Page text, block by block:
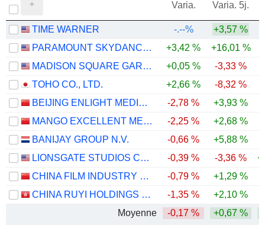
Varia. Varia. 5j.
TIME WARNER -.--%
+3,57 %
PARAMOUNT SKYDANCE CORPORATION
+3,42 % +16,01 %
MADISON SQUARE GARDEN SPORTS CORP.
+0,05 % -3,33 %
TOHO CO., LTD.
+2,66 % -8,32 %
BEIJING ENLIGHT MEDIA CO., LTD
-2,78 % +3,93 %
MANGO EXCELLENT MEDIA CO., LTD.
-2,25 % +2,68 %
BANIJAY GROUP N.V.
-0,66 % +5,88 %
LIONSGATE STUDIOS CORP.
-0,39 % -3,36 %
CHINA FILM INDUSTRY GROUP CO., LTD.
-0,79 % +1,29 %
CHINA RUYI HOLDINGS LIMITED
-1,35 % +2,10 %
Moyenne
-0,17 % +0,67 %